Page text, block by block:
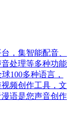
，集智能配音、
处理等多种功能
100多种语言，
频创作工具，文
语是您声音创作